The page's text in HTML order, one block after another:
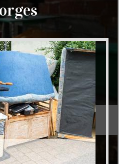
et cave 79